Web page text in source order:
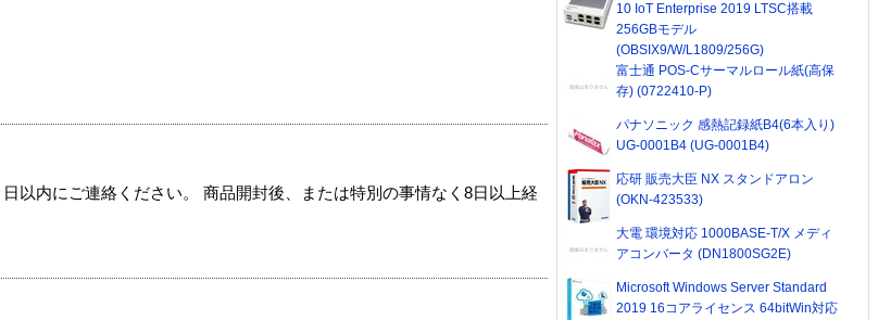
以内にご連絡ください。 商品開封後、または特別の事情なく8日以上経
10 IoT Enterprise 2019 LTSC搭載
256GBモデル
(OBSIX9/W/L1809/256G)
富士通 POS-Cサーマルロール紙(高保
存) (0722410-P)
パナソニック 感熱記録紙B4(6本入り)
UG-0001B4 (UG-0001B4)
応研 販売大臣 NX スタンドアロン
(OKN-423533)
大電 環境対応 1000BASE-T/X メディ
アコンバータ (DN1800SG2E)
Microsoft Windows Server Standard
2019 16コアライセンス 64bitWin対応